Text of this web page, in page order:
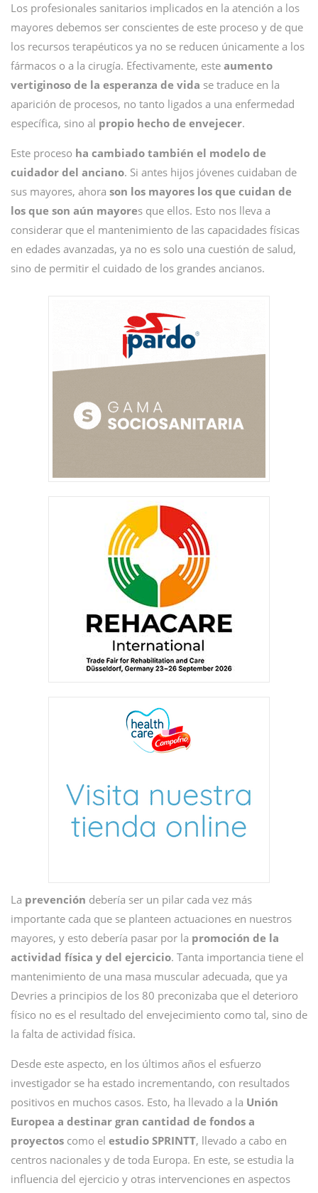
Los profesionales sanitarios implicados en la atención a los
mayores debemos ser conscientes de este proceso y de que
los recursos terapéuticos ya no se reducen únicamente a los
fármacos o a la cirugía. Efectivamente, este aumento
vertiginoso de la esperanza de vida se traduce en la
aparición de procesos, no tanto ligados a una enfermedad
específica, sino al propio hecho de envejecer.
Este proceso ha cambiado también el modelo de
cuidador del anciano. Si antes hijos jóvenes cuidaban de
sus mayores, ahora son los mayores los que cuidan de
los que son aún mayores que ellos. Esto nos lleva a
considerar que el mantenimiento de las capacidades físicas
en edades avanzadas, ya no es solo una cuestión de salud,
sino de permitir el cuidado de los grandes ancianos.
La prevención debería ser un pilar cada vez más
importante cada que se planteen actuaciones en nuestros
mayores, y esto debería pasar por la promoción de la
actividad física y del ejercicio. Tanta importancia tiene el
mantenimiento de una masa muscular adecuada, que ya
Devries a principios de los 80 preconizaba que el deterioro
físico no es el resultado del envejecimiento como tal, sino de
la falta de actividad física.
Desde este aspecto, en los últimos años el esfuerzo
investigador se ha estado incrementando, con resultados
positivos en muchos casos. Esto, ha llevado a la Unión
Europea a destinar gran cantidad de fondos a
proyectos como el estudio SPRINTT, llevado a cabo en
centros nacionales y de toda Europa. En este, se estudia la
influencia del ejercicio y otras intervenciones en aspectos